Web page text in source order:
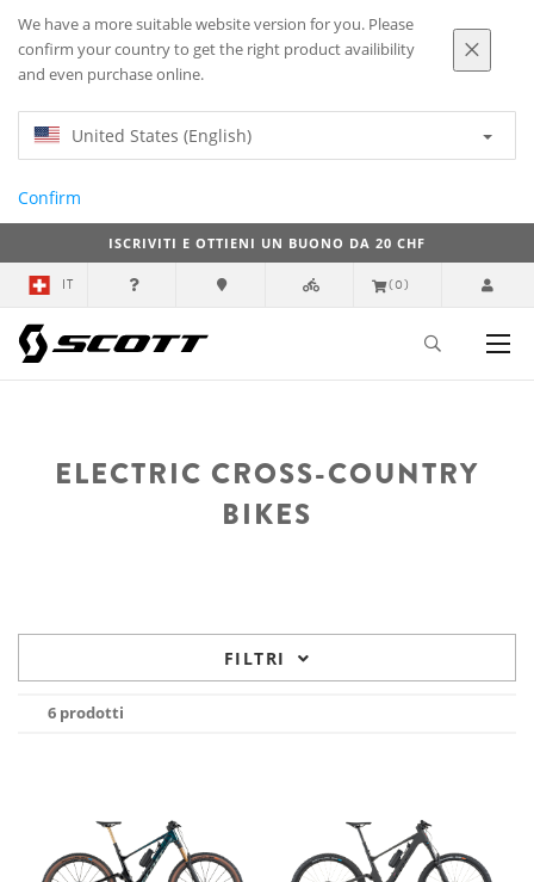
We have a more suitable website version for you. Please
confirm your country to get the right product availibility
and even purchase online.
United States (English)
Confirm
ISCRIVITI E OTTIENI UN BUONO DA 20 CHF
IT (0)
ELECTRIC CROSS-COUNTRY
BIKES
FILTRI
6 prodotti